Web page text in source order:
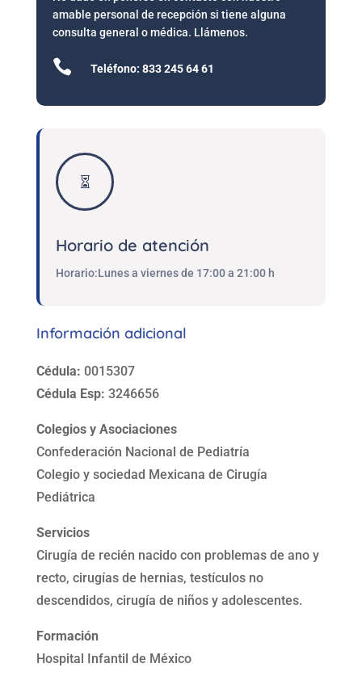
amable personal de recepción si tiene alguna
consulta general o médica. Llámenos.
 Teléfono: 833 245 64 61

Horario de atención
Horario:Lunes a viernes de 17:00 a 21:00 h
Información adicional
Cédula: 0015307
Cédula Esp: 3246656
Colegios y Asociaciones
Confederación Nacional de Pediatría
Colegio y sociedad Mexicana de Cirugía
Pediátrica
Servicios
Cirugía de recién nacido con problemas de ano y
recto, cirugías de hernias, testículos no
descendidos, cirugía de niños y adolescentes.
Formación
Hospital Infantil de México